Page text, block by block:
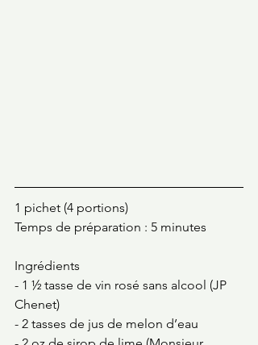
1 pichet (4 portions)
Temps de préparation : 5 minutes
Ingrédients
- 1 ½ tasse de vin rosé sans alcool (JP
Chenet)
- 2 tasses de jus de melon d’eau